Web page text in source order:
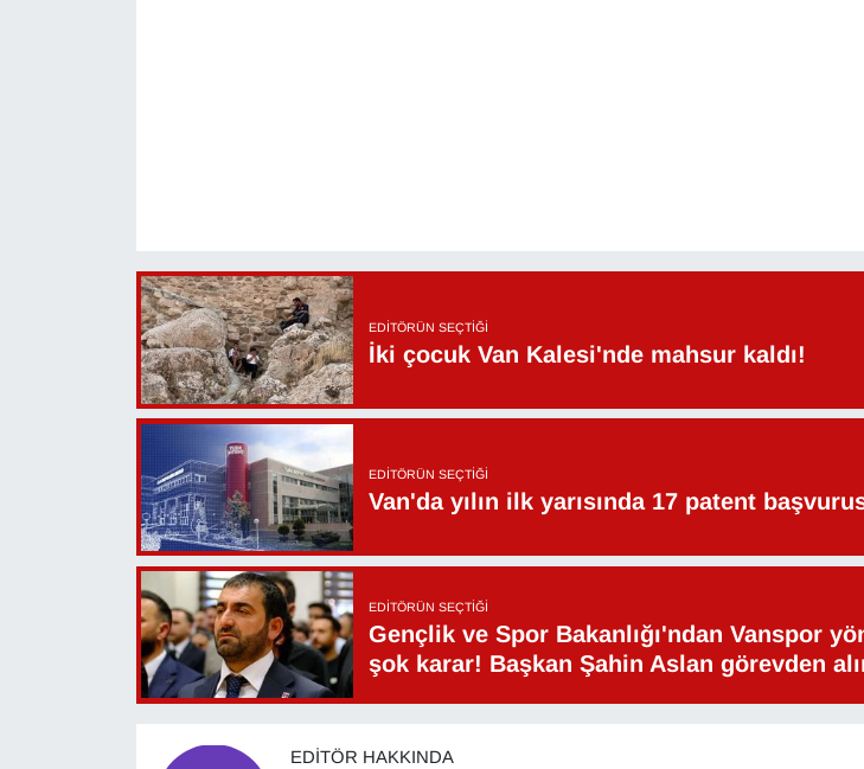
EDITÖRÜN SEÇTIĞI
İki çocuk Van Kalesi'nde mahsur kaldı!
EDITÖRÜN SEÇTIĞI
Van'da yılın ilk yarısında 17 patent
EDITÖRÜN SEÇTIĞI
Gençlik ve Spor Bakanlığı'ndan Vanspor
şok karar! Başkan Şahin Aslan görevden
EDITÖR HAKKINDA
TEKNOLOJİ
VAN'DA SPOR